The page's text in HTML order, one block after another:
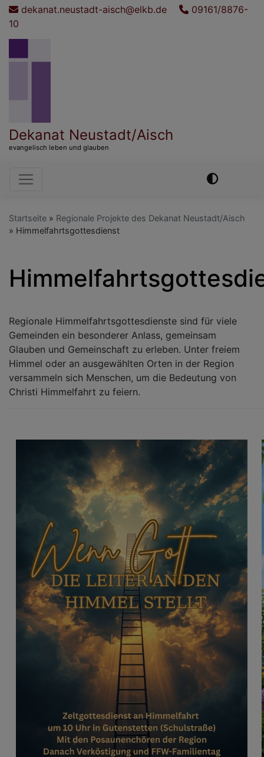
Direkt
zum
dekanat.neustadt-aisch@elkb.de
09161/8876-
10
Dekanat Neustadt/Aisch
evangelisch leben und glauben
Hauptnavigation
Startseite
Regionale Projekte des Dekanat Neustadt/Aisch
Himmelfahrtsgottesdienst
Regionale Himmelfahrtsgottesdienste sind für viele
Gemeinden ein besonderer Anlass, gemeinsam
Glauben und Gemeinschaft zu erleben. Unter freiem
Himmel oder an ausgewählten Orten in der Region
versammeln sich Menschen, um die Bedeutung von
Christi Himmelfahrt zu feiern.